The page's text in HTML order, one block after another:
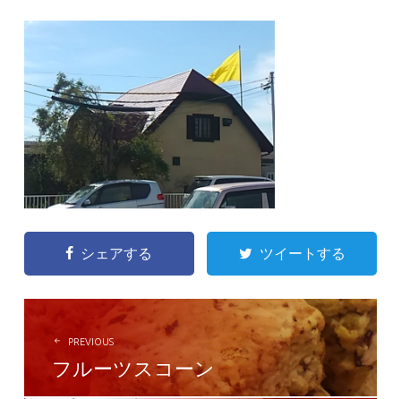
シェアする ツイートする
NAVIGATION
PREVIOUS
フルーツスコーン